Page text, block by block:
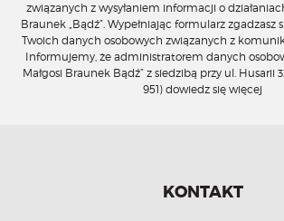
związanych z wysyłaniem informacji o
Braunek „Bądź”. Wypełniając formularz zgadzasz
Twoich danych osobowych związanych z
Informujemy, że administratorem danych
Małgosi Braunek Bądź” z siedzibą przy ul. Husarii
951) dowiedz się więcej
KONTAKT